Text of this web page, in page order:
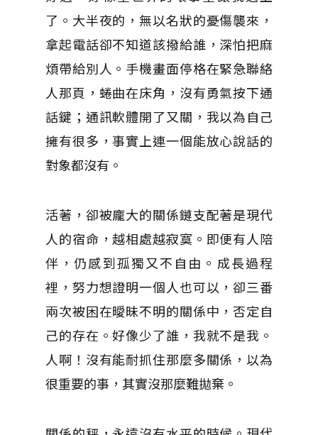
了。大半夜的，無以名狀的憂傷襲來，
拿起電話卻不知道該撥給誰，深怕把麻
煩帶給別人。手機畫面停格在緊急聯絡
人那頁，蜷曲在床角，沒有勇氣按下通
話鍵；通訊軟體開了又關，我以為自己
擁有很多，事實上連一個能放心說話的
對象都沒有。
活著，卻被龐大的關係鏈支配著是現代
人的宿命，越相處越寂寞。即便有人陪
伴，仍感到孤獨又不自由。成長過程
裡，努力想證明一個人也可以，卻三番
兩次被困在曖昧不明的關係中，否定自
己的存在。好像少了誰，我就不是我。
人啊！沒有能耐抓住那麼多關係，以為
很重要的事，其實沒那麼難拋棄。